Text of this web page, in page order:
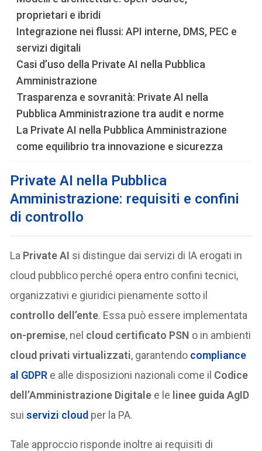
proprietari e ibridi
Integrazione nei flussi: API interne, DMS, PEC e
servizi digitali
Casi d’uso della Private AI nella Pubblica
Amministrazione
Trasparenza e sovranità: Private AI nella
Pubblica Amministrazione tra audit e norme
La Private AI nella Pubblica Amministrazione
come equilibrio tra innovazione e sicurezza
Private AI nella Pubblica
Amministrazione: requisiti e confini
di controllo
La Private AI si distingue dai servizi di IA erogati in
cloud pubblico perché opera entro confini tecnici,
organizzativi e giuridici pienamente sotto il
controllo dell’ente. Essa può essere implementata
on-premise, nel cloud certificato PSN o in ambienti
cloud privati virtualizzati, garantendo compliance
al GDPR e alle disposizioni nazionali come il Codice
dell’Amministrazione Digitale e le linee guida AgID
suiservizi cloud per la PA.
Tale approccio risponde inoltre ai requisiti di